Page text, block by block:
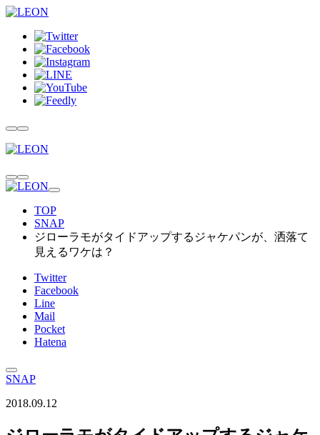
TOP
SNAP
ジローラモがタイドアップするジャケパンが、洒落て
見えるワケは？
Twitter
Facebook
Line
Mail
Pocket
Hatena
SNAP
2018.09.12